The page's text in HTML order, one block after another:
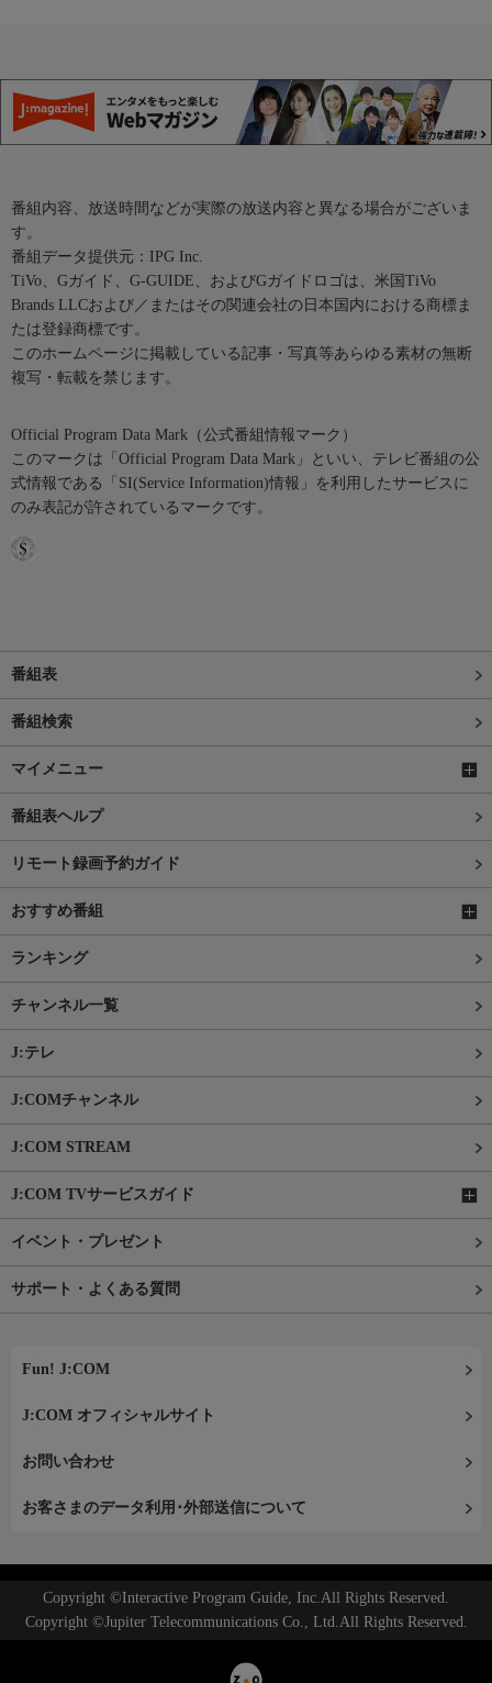
番組内容、放送時間などが実際の放送内容と異なる場合がございま
す。
番組データ提供元：IPG Inc.
TiVo、Gガイド、G-GUIDE、およびGガイドロゴは、米国TiVo
Brands LLCおよび／またはその関連会社の日本国内における商標ま
たは登録商標です。
このホームページに掲載している記事・写真等あらゆる素材の無断
複写・転載を禁じます。
Official Program Data Mark（公式番組情報マーク）
このマークは「Official Program Data Mark」といい、テレビ番組の公
式情報である「SI(Service Information)情報」を利用したサービスに
のみ表記が許されているマークです。
番組表
番組検索
マイメニュー
番組表ヘルプ
リモート録画予約ガイド
おすすめ番組
ランキング
チャンネル一覧
J:テレ
J:COMチャンネル
J:COM STREAM
J:COM TVサービスガイド
イベント・プレゼント
サポート・よくある質問
Fun! J:COM
J:COM オフィシャルサイト
お問い合わせ
お客さまのデータ利用･外部送信について
Copyright ©Interactive Program Guide, Inc.All Rights Reserved.
Copyright ©Jupiter Telecommunications Co., Ltd.All Rights Reserved.